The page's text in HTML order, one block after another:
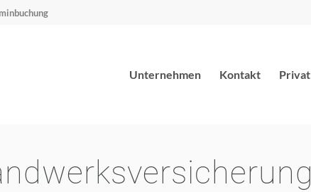
Unternehmen Kontakt Privat